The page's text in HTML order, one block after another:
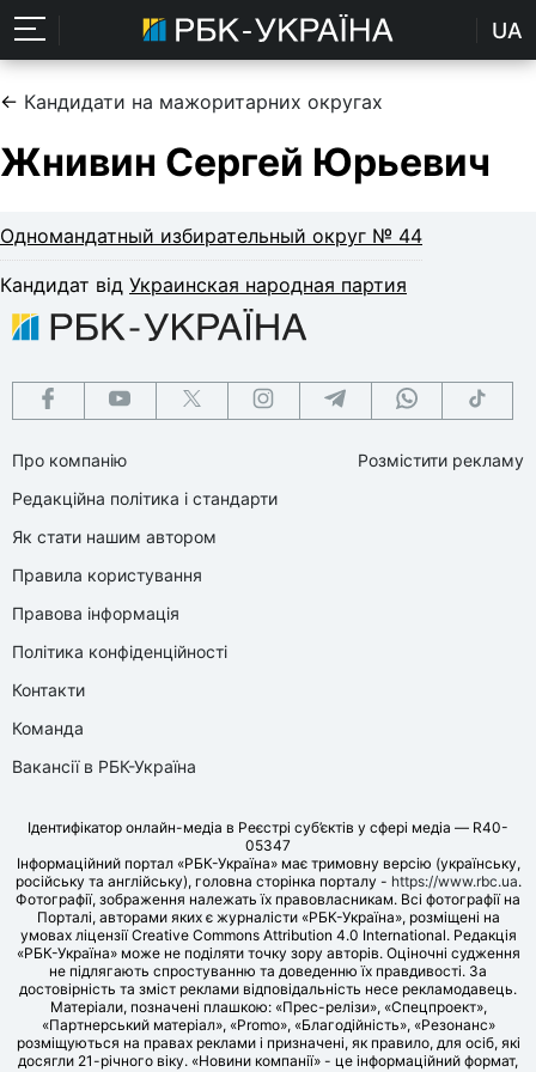
UA
← Кандидати на мажоритарних округах
Жнивин Сергей Юрьевич
Одномандатный избирательный округ № 44
Кандидат від Украинская народная партия
Про компанію
Редакційна політика і стандарти
Як стати нашим автором
Правила користування
Правова інформація
Політика конфіденційності
Контакти
Команда
Вакансії в РБК-Україна
Розмістити рекламу
Ідентифікатор онлайн-медіа в Реєстрі суб’єктів у сфері медіа — R40-
05347
Інформаційний портал «РБК-Україна» має тримовну версію (українську,
російську та англійську), головна сторінка порталу - https://www.rbc.ua.
Фотографії, зображення належать їх правовласникам. Всі фотографії на
Порталі, авторами яких є журналісти «РБК-Україна», розміщені на
умовах ліцензії Creative Commons Attribution 4.0 International. Редакція
«РБК-Україна» може не поділяти точку зору авторів. Оціночні судження
не підлягають спростуванню та доведенню їх правдивості. За
достовірність та зміст реклами відповідальність несе рекламодавець.
Матеріали, позначені плашкою: «Прес-релізи», «Спецпроект»,
«Партнерський матеріал», «Promo», «Благодійність», «Резонанс»
розміщуються на правах реклами і призначені, як правило, для осіб, які
досягли 21-річного віку. «Новини компанії» - це інформаційний формат,